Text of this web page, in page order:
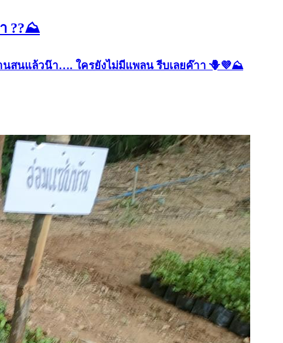
??⛰️
นสนแล้วน๊า…. ใครยังไม่มีแพลน รีบเลยค๊าา 🪻💜⛰️